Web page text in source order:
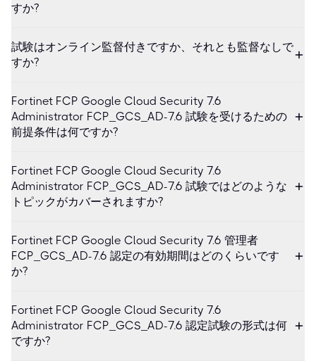
すか?
試験はオンライン監督付きですか、それとも監督なしで
すか?
Fortinet FCP Google Cloud Security 7.6
Administrator FCP_GCS_AD-7.6 試験を受けるための
前提条件は何ですか?
Fortinet FCP Google Cloud Security 7.6
Administrator FCP_GCS_AD-7.6 試験ではどのような
トピックがカバーされますか?
Fortinet FCP Google Cloud Security 7.6 管理者
FCP_GCS_AD-7.6 認定の有効期間はどのくらいです
か?
Fortinet FCP Google Cloud Security 7.6
Administrator FCP_GCS_AD-7.6 認定試験の形式は何
ですか?